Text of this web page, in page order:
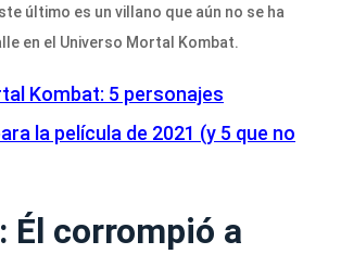
último es un villano que aún no se ha
en el Universo Mortal Kombat.
Kombat: 5 personajes
la película de 2021 (y 5 que no
Él corrompió a